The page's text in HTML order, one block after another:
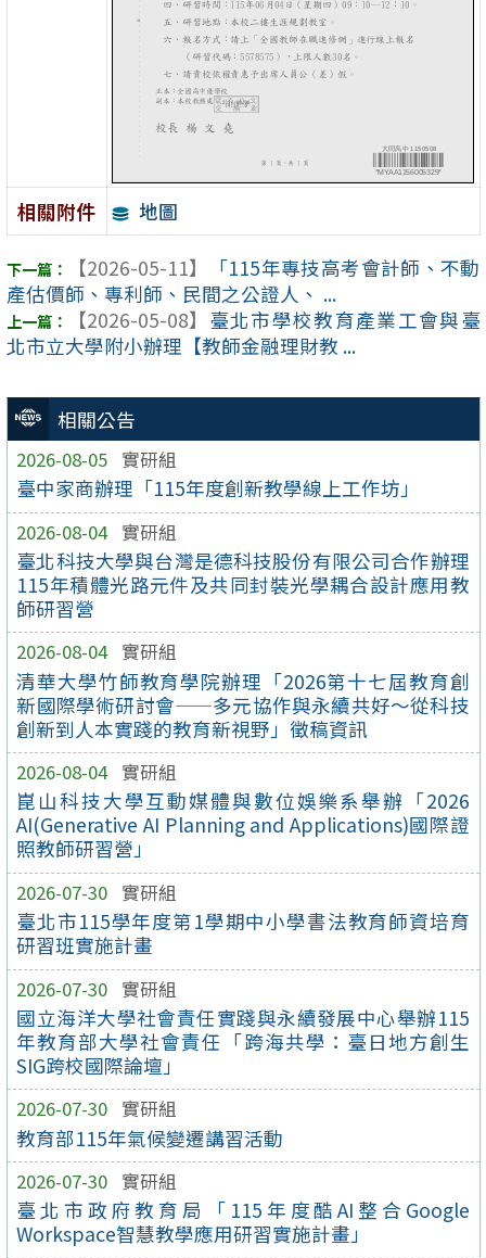
相關公告
2026-08-05 實研組
臺中家商辦理「115年度創新教學線上工作坊」
2026-08-04 實研組
臺北科技大學與台灣是德科技股份有限公司合作辦理
115年積體光路元件及共同封裝光學耦合設計應用教
師研習營
2026-08-04 實研組
清華大學竹師教育學院辦理「2026第十七屆教育創
新國際學術研討會——多元協作與永續共好～從科技
創新到人本實踐的教育新視野」徵稿資訊
2026-08-04 實研組
崑山科技大學互動媒體與數位娛樂系舉辦「2026
AI(Generative AI Planning and Applications)國際證
照教師研習營」
2026-07-30 實研組
臺北市115學年度第1學期中小學書法教育師資培育
研習班實施計畫
2026-07-30 實研組
國立海洋大學社會責任實踐與永續發展中心舉辦115
年教育部大學社會責任「跨海共學：臺日地方創生
SIG跨校國際論壇」
2026-07-30 實研組
教育部115年氣候變遷講習活動
2026-07-30 實研組
臺北市政府教育局「115年度酷AI整合Google
Workspace智慧教學應用研習實施計畫」
相關附件 地圖
【2026-05-11】
「115年專技高考會計師、不動
產估價師、專利師、民間之公證人、 ...
【2026-05-08】 臺北市學校教育產業工會與臺
北市立大學附小辦理【教師金融理財教 ...